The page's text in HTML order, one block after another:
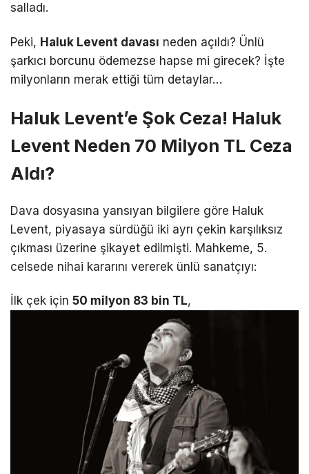
salladı.
Peki, Haluk Levent davası neden açıldı? Ünlü
şarkıcı borcunu ödemezse hapse mi girecek? İşte
milyonların merak ettiği tüm detaylar…
Haluk Levent’e Şok Ceza! Haluk
Levent Neden 70 Milyon TL Ceza
Aldı?
Dava dosyasına yansıyan bilgilere göre Haluk
Levent, piyasaya sürdüğü iki ayrı çekin karşılıksız
çıkması üzerine şikayet edilmişti. Mahkeme, 5.
celsede nihai kararını vererek ünlü sanatçıyı:
İlk çek için 50 milyon 83 bin TL,